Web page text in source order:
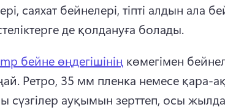
саяхат бейнелері, тіпті алдын ала
де қолдануға болады.
бейне өңдегішінің көмегімен
Ретро, 35 мм пленка немесе қара-ақ
сүзгілер ауқымын зерттеп, осы